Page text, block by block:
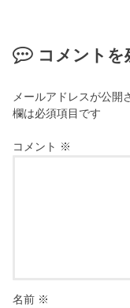
コメントを
メールアドレスが公開
欄は必須項目です
コメント ※
名前 ※